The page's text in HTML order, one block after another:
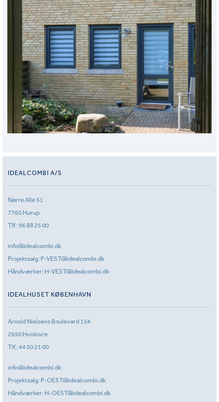
IDEALCOMBI A/S
Nørre Allé 51
7760 Hurup
Tlf.:96 88 25 00
info@idealcombi.dk
Projektsalg: P-VEST@idealcombi.dk
Håndværker: H-VEST@idealcombi.dk
IDEALHUSET KØBENHAVN
Arnold Nielsens Boulevard 134
2650 Hvidovre
Tlf.:44 50 21 00
info@idealcombi.dk
Projektsalg: P-OEST@idealcombi.dk
Håndværker: H-OEST@idealcombi.dk